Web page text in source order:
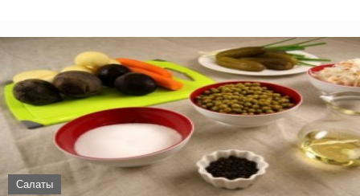
Салаты